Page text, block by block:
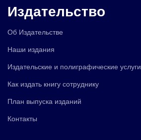
Издательство
Об Издательстве
Наши издания
Издательские и полиграфические услуги
Как издать книгу сотруднику
План выпуска изданий
Контакты